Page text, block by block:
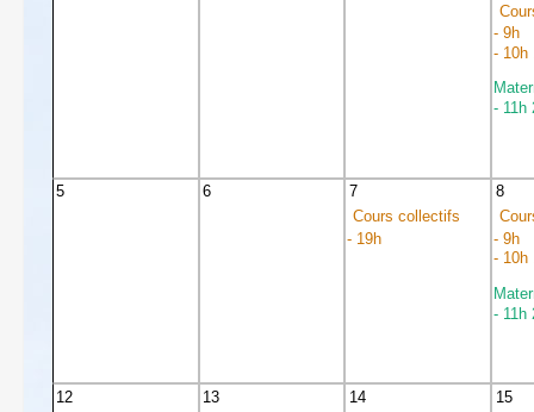
- 9h
- 10h
- 11h
5 6
7
Cours collectifs
- 19h
8
- 9h
- 10h
- 11h
12 13
14
15